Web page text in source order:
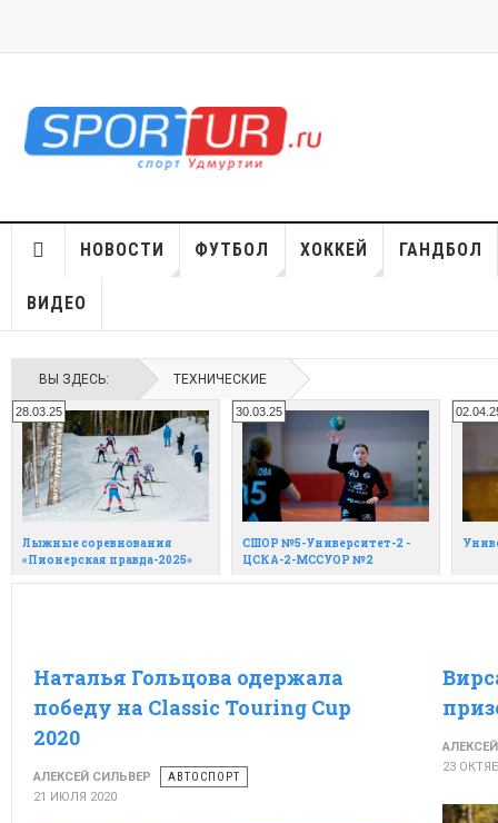
НОВОСТИ ФУТБОЛ ХОККЕЙ ГАНДБОЛ
ВИДЕО
ВЫ ЗДЕСЬ: ТЕХНИЧЕСКИЕ
Лыжные соревнования
«Пионерская правда-2025»
28.03.25
СШОР №5-Университет-2 -
ЦСКА-2-МССУОР №2
30.03.25
Наталья Гольцова одержала
победу на Classic Touring Cup
2020
АЛЕКСЕЙ СИЛЬВЕР
АВТОСПОРТ
21 ИЮЛЯ 2020
23